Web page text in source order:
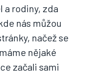
a rodiny, zda
nás můžou
načež se
nějaké
začali sami